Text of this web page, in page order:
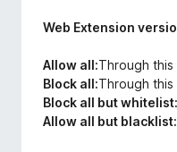
Web Extension
Allow all:Through
Block all:Through
Block all but whitelist:
Allow all but blacklist: